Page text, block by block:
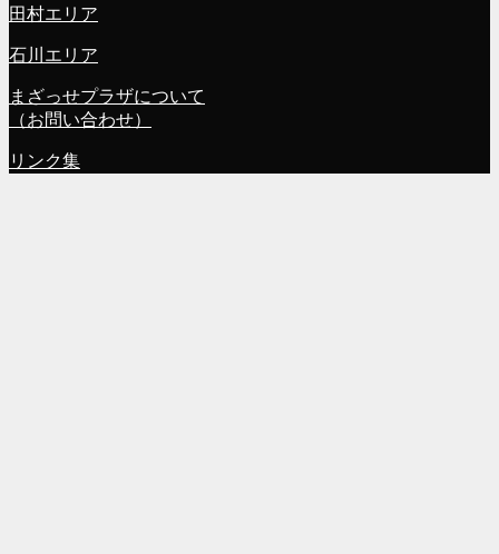
田村エリア
石川エリア
まざっせプラザについて
（お問い合わせ）
リンク集